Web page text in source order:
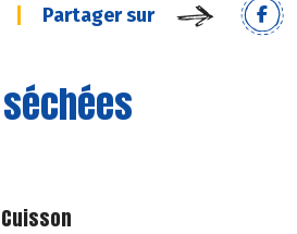
Partager sur
Cuisson